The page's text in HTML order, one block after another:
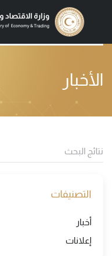
Skip to main content
الأخبار
التصنيفات
أخبار
إعلانات